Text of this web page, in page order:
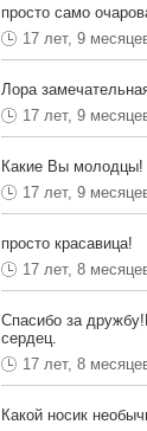
просто само
17 лет, 9
Лора
17 лет, 9
Какие Вы молодцы!
17 лет, 9
просто красавица!
17 лет, 8
Спасибо за
сердец.
17 лет, 8
Какой носик